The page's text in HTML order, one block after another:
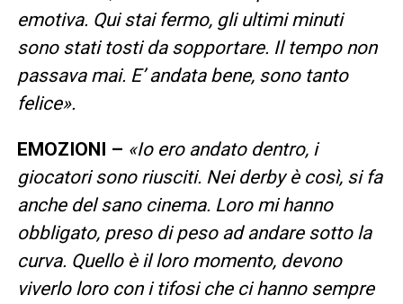
emotiva. Qui stai fermo, gli ultimi minuti
sono stati tosti da sopportare. Il tempo non
passava mai. E’ andata bene, sono tanto
felice».
EMOZIONI – «Io ero andato dentro, i
giocatori sono riusciti. Nei derby è così, si fa
anche del sano cinema. Loro mi hanno
obbligato, preso di peso ad andare sotto la
curva. Quello è il loro momento, devono
viverlo loro con i tifosi che ci hanno sempre